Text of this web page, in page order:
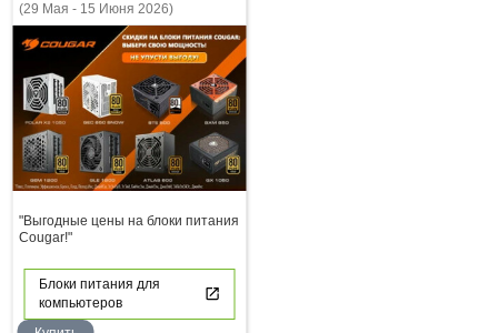
(29 Мая - 15 Июня 2026)
"Выгодные цены на блоки питания
Cougar!"
Блоки питания для
компьютеров